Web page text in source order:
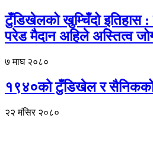
टुँडिखेलको खुम्चिँदो इतिहास
परेड मैदान अहिले अस्तित्व
७ माघ २०८०
१९४०को टुँडिखेल र
२२ मंसिर २०८०